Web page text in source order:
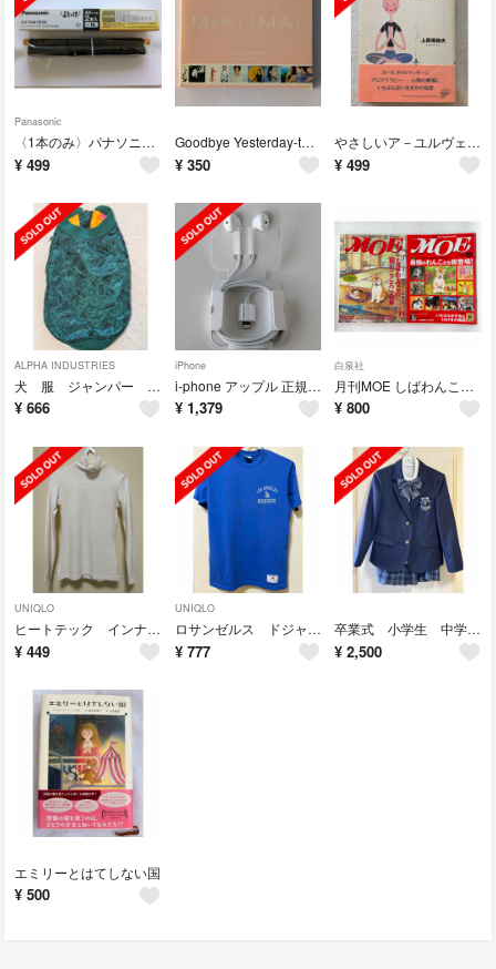
Panasonic
〈1本のみ〉パナソニック おたっくす用 インクフィルム KX-FAN190
¥ 499
Goodbye Yesterday-the best of- 今井美樹 ベスト
¥ 350
やさしいア－ユルヴェ－ダ インド式健康法のすべて 上馬場和夫 PHP
¥ 499
ALPHA INDUSTRIES
犬 服 ジャンパー ジャンバー アルファインダストリーズ クリエイティブヨーコ
¥ 666
iPhone
i-phone アップル 正規品 純正 イヤホン イヤフォン iPhone
¥ 1,379
白泉社
月刊MOE しばわんこの和のこころ 2冊セット
¥ 800
UNIQLO
ヒートテック インナー S 白 タートルネック
¥ 449
UNIQLO
ロサンゼルス ドジャース tシャツ ユニクロ
¥ 777
卒業式 小学生 中学受験 150 女の子 冠婚葬祭 スーツ セット ブルー 水色
¥ 2,500
エミリーとはてしない国
¥ 500